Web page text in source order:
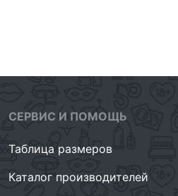
СЕРВИС И ПОМОЩЬ
Таблица размеров
Каталог производителей